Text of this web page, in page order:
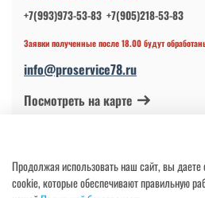
+7(993)973-53-83 +7(905)218-53-83
Заявки полученные после 18.00 будут
info@proservice78.ru
Посмотреть на карте
ОГРНИП 317784700113997 от
Продолжая использовать наш сайт, вы даете
cookie, которые обеспечивают правильную